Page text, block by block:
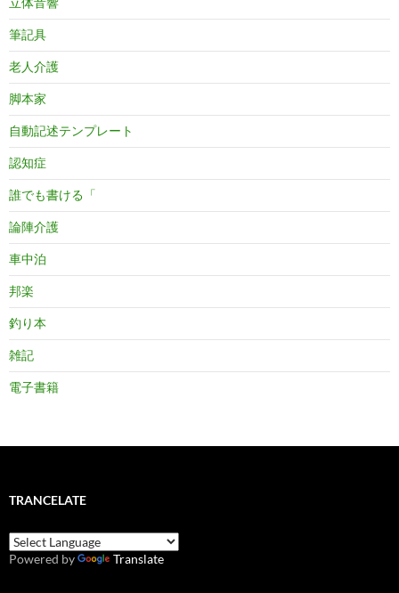
筆記具
老人介護
脚本家
自動記述テンプレート
認知症
誰でも書ける「
論陣介護
車中泊
邦楽
釣り本
雑記
電子書籍
TRANCELATE
Powered by Translate